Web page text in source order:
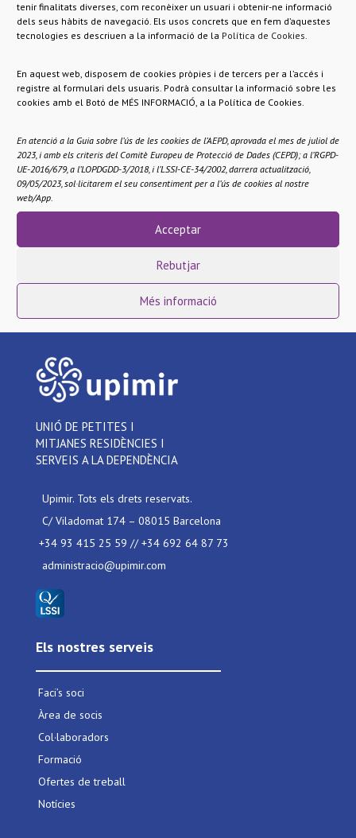
tenir finalitats diverses, com reconèixer un usuari i obtenir-ne informació
dels seus hàbits de navegació. Els usos concrets que en fem d’aquestes
tecnologies es descriuen a la informació de la Política de Cookies.
En aquest web, disposem de cookies pròpies i de tercers per a l’accés i
registre al formulari dels usuaris. Podrà consultar la informació sobre les
cookies amb el Botó de MÉS INFORMACIÓ, a la Política de Cookies.
En atenció a la Guia sobre l’ús de les cookies de l’AEPD, aprovada el mes de juliol de
2023, i amb els criteris del Comitè Europeu de Protecció de Dades (CEPD); a l’RGPD-
UE-2016/679, a l’LOPDGDD-3/2018, i l’LSSI-CE-34/2002, darrera actualització,
09/05/2023, sol·licitarem el seu consentiment per a l’ús de cookies al nostre
web/App.
Acceptar
Rebutjar
Més informació
Reestructuració de Serveis:Per aquells centres
que, malgrat la flexibilitat, no puguin complir mai,
per cas, per explorar quins altres serveis de la cartera
podrien oferir. Això permetrà aprofitar l’espai,
treballant amb nosaltres durant tants anys.
Pel que fa a les tarifes, el secretari general ens va
assegurar que es publicaran abans de principis de
novembre i esperen que es paguin abans de finals
d’any.
UNIÓ DE PETITES I
MITJANES RESIDÈNCIES I
SERVEIS A LA DEPENDÈNCIA
Upimir. Tots els drets reservats.
C/ Viladomat 174 – 08015 Barcelona
+34 93 415 25 59 // +34 692 64 87 73
administracio@upimir.com
Els nostres serveis
Faci’s soci
Àrea de socis
Col·laboradors
Formació
Ofertes de treball
Notícies